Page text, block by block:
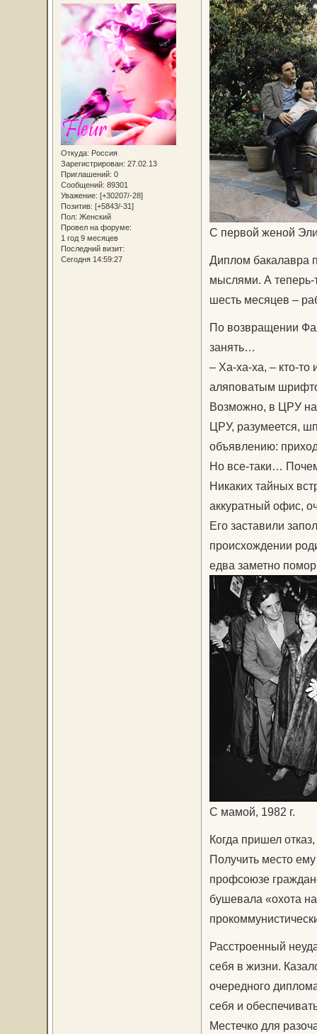
Откуда: Россия
Зарегистрирован: 27.02.13
Приглашений: 0
Сообщений: 89301
Уважение: [+30207/-28]
Позитив: [+5843/-31]
Пол: Женский
Провел на форуме:
1 год 9 месяцев
Последний визит:
Сегодня 14:59:27
С первой женой
Диплом бакалавра
мыслями. А теперь-
шесть месяцев –
По возвращении
занять…
– Ха-ха-ха, – кто-то
аляповатым
Возможно, в ЦРУ
ЦРУ, разумеется,
объявлению:
Но все-таки…
Никаких тайных
аккуратный офис,
Его заставили
происхождении
едва заметно
С мамой, 1982 г.
Когда пришел
Получить место
проф­союзе
бушевала «охота
Расстроенный
себя в жизни.
очередного
себя и
Местечко для